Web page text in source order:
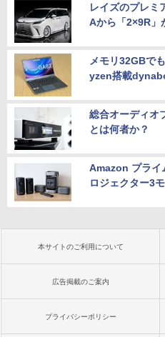
レイズのプレミ
Aから「2×9R」
メモリ32GBで
yzen搭載
総合オーディオ
とは何者か？
Amazon プライ
ロジェクター3
本サイトのご利用について
広告掲載のご案内
プライバシーポリシー